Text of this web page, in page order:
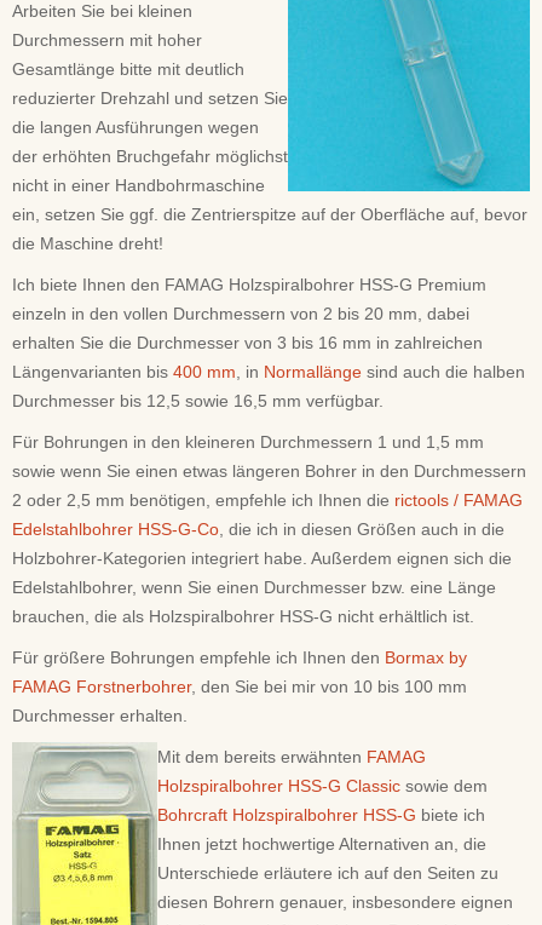
Arbeiten Sie bei kleinen
Durchmessern mit hoher
Gesamtlänge bitte mit deutlich
reduzierter Drehzahl und setzen Sie
die langen Ausführungen wegen
der erhöhten Bruchgefahr möglichst
nicht in einer Handbohrmaschine
ein, setzen Sie ggf. die Zentrierspitze auf der Oberfläche auf, bevor
die Maschine dreht!
Ich biete Ihnen den FAMAG Holzspiralbohrer HSS-G Premium
einzeln in den vollen Durchmessern von 2 bis 20 mm, dabei
erhalten Sie die Durchmesser von 3 bis 16 mm in zahlreichen
Längenvarianten bis 400 mm , in Normallänge sind auch die halben
Durchmesser bis 12,5 sowie 16,5 mm verfügbar.
Für Bohrungen in den kleineren Durchmessern 1 und 1,5 mm
sowie wenn Sie einen etwas längeren Bohrer in den Durchmessern
2 oder 2,5 mm benötigen, empfehle ich Ihnen die rictools / FAMAG
Edelstahlbohrer HSS-G-Co , die ich in diesen Größen auch in die
Holzbohrer-Kategorien integriert habe. Außerdem eignen sich die
Edelstahlbohrer, wenn Sie einen Durchmesser bzw. eine Länge
brauchen, die als Holzspiralbohrer HSS-G nicht erhältlich ist.
Für größere Bohrungen empfehle ich Ihnen den Bormax by
FAMAG Forstnerbohrer, den Sie bei mir von 10 bis 100 mm
Durchmesser erhalten.
Mit dem bereits erwähnten FAMAG
Holzspiralbohrer HSS-G Classic sowie dem
Bohrcraft Holzspiralbohrer HSS-G biete ich
Ihnen jetzt hochwertige Alternativen an, die
Unterschiede erläutere ich auf den Seiten zu
diesen Bohrern genauer, insbesondere eignen